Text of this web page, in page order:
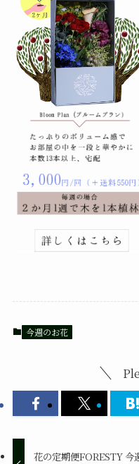
今週のお花
花の定期便FORESTY 今